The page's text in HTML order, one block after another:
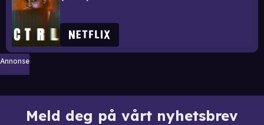
Annonse
Meld deg på vårt nyhetsbrev